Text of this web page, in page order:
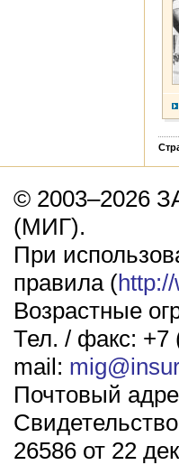
© 2003–2026
(МИГ).
При
правила (
Возрастные
Тел. / факс: +7
mail:
Почтовый
26586 от 22